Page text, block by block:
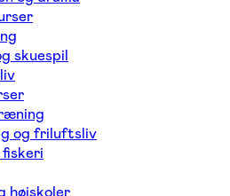
skuespil
og friluftsliv
højskoler